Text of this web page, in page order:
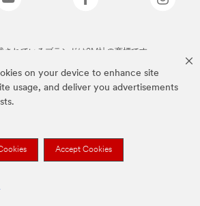
on your device to enhance site
usage, and deliver you advertisements
Accept Cookies
されているブランドは3M社の商標です。